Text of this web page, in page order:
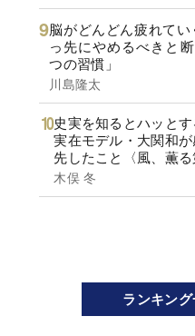
脳がどんどん疲れて
っ先にやめるべきと
つの習慣」
川島隆太
史実を知るとハッと
実在モデル・大関和
先したこと〈風、薫る
木俣 冬
ランキン